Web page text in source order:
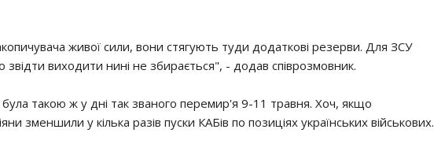
живої сили, вони стягують туди додаткові резерви. Для ЗСУ
виходити нині не збирається", - додав співрозмовник.
була такою ж у дні так званого перемир'я 9-11 травня. Хоч, якщо
зменшили у кілька разів пуски КАБів по позиціях українських військових.